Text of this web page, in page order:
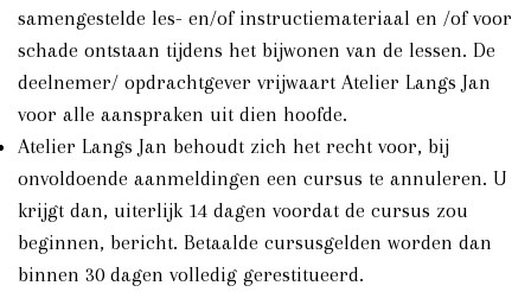
samengestelde les- en/of instructiemateriaal en /of voor
schade ontstaan tijdens het bijwonen van de lessen. De
deelnemer/ opdrachtgever vrijwaart Atelier Langs Jan
voor alle aanspraken uit dien hoofde.
Atelier Langs Jan behoudt zich het recht voor, bij
onvoldoende aanmeldingen een cursus te annuleren. U
krijgt dan, uiterlijk 14 dagen voordat de cursus zou
beginnen, bericht. Betaalde cursusgelden worden dan
binnen 30 dagen volledig gerestitueerd.